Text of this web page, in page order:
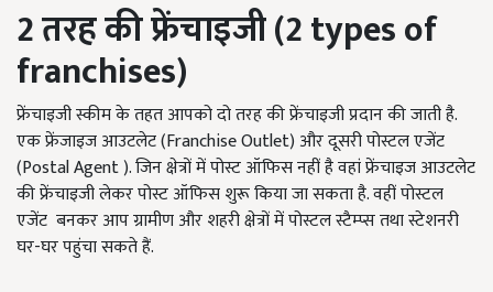
2तरहकीफ्रेंचाइजी (2 types of
franchises)
फ्रेंचाइजी स्कीम के तहत आपको दो तरह की फ्रेंचाइजी प्रदान की जाती है.
एक फ्रेंजाइज आउटलेट (Franchise Outlet) और दूसरी पोस्टल एजेंट
(Postal Agent ). जिन क्षेत्रों में पोस्ट ऑफिस नहीं है वहां फ्रेंचाइज आउटलेट
की फ्रेंचाइजी लेकर पोस्ट ऑफिस शुरू किया जा सकता है. वहीं पोस्टल
एजेंट बनकर आप ग्रामीण और शहरी क्षेत्रों में पोस्टल स्टैम्प्स तथा स्टेशनरी
घर-घर पहुंचा सकते हैं.